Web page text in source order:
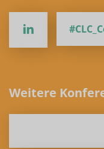
Weitere